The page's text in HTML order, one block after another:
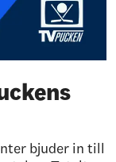
bjuder in till